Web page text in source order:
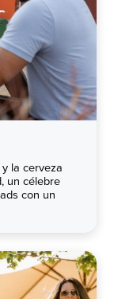
la cerveza
un célebre
con un